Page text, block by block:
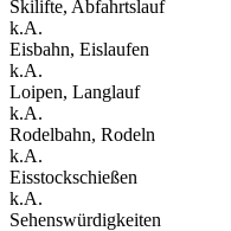
Skilifte, Abfahrtslauf
k.A.
Eisbahn, Eislaufen
k.A.
Loipen, Langlauf
k.A.
Rodelbahn, Rodeln
k.A.
Eisstockschießen
k.A.
Sehenswürdigkeiten